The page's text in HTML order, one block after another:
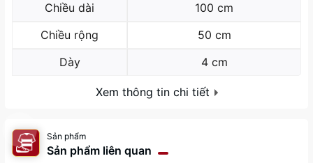
Chiều dài
100 cm
Chiều rộng
50 cm
Dày
4 cm
Xem thông tin chi tiết
Sản phẩm
Sản phẩm liên quan